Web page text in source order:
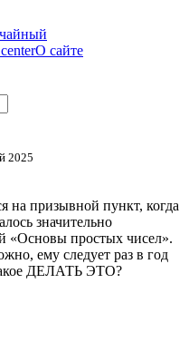
О сайте
2025
на призывной пункт, когда
значительно
«Основы простых чисел».
ему следует раз в год
ДЕЛАТЬ ЭТО?